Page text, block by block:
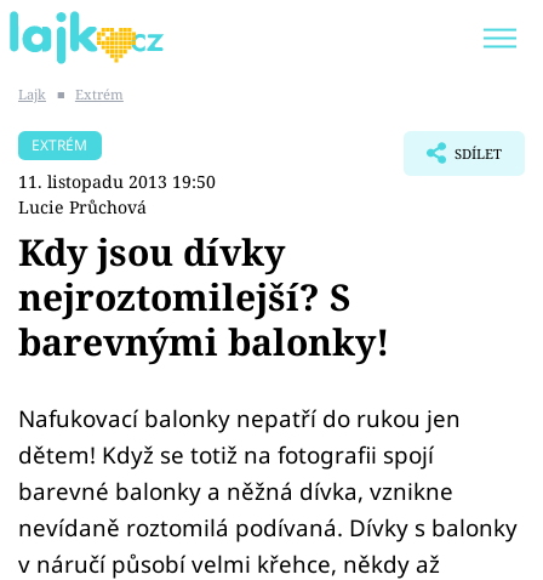
SHOPAHOLICADEL
Témata
Showbyznys
Youtubeři
Virály
Sex a vztahy
Lajk ■ Extrém
EXTRÉM
11. listopadu 2013 19:50
Lucie Průchová
SDÍLET
Kdy jsou dívky
nejroztomilejší? S
barevnými balonky!
Nafukovací balonky nepatří do rukou jen
dětem! Když se totiž na fotografii spojí
barevné balonky a něžná dívka, vznikne
nevídaně roztomilá podívaná. Dívky s balonky
v náručí působí velmi křehce, někdy až